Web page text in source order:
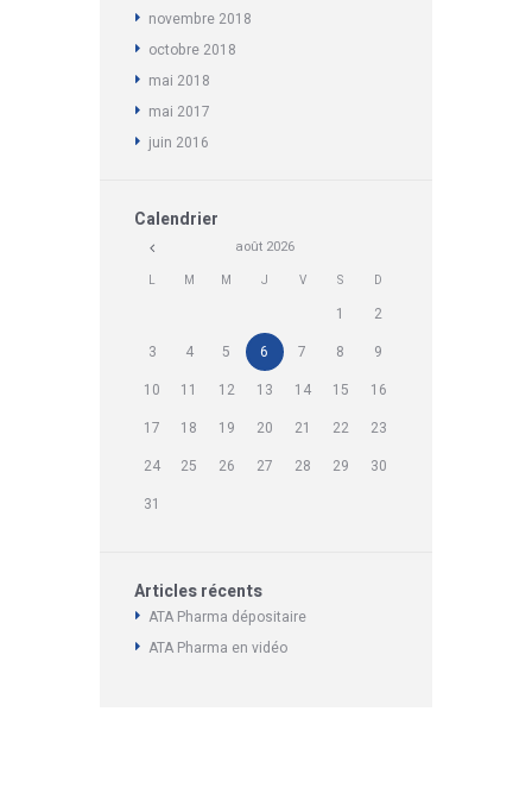
novembre 2018
octobre 2018
mai 2018
mai 2017
juin 2016
Calendrier
août 2026
L M M J V S D
1
2
3
4 5 6 7 8
9
10
11 12 13 14 15
16
17
18 19 20 21 22
23
24
25 26 27 28 29
30
31
Articles récents
ATA Pharma dépositaire
ATA Pharma en vidéo